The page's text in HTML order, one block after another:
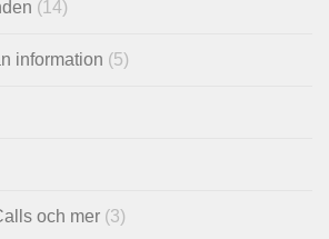
(14)
information (5)
och mer (3)